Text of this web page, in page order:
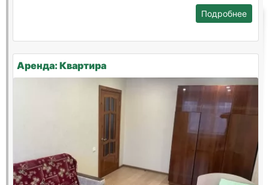
Подробнее
Аренда: Квартира